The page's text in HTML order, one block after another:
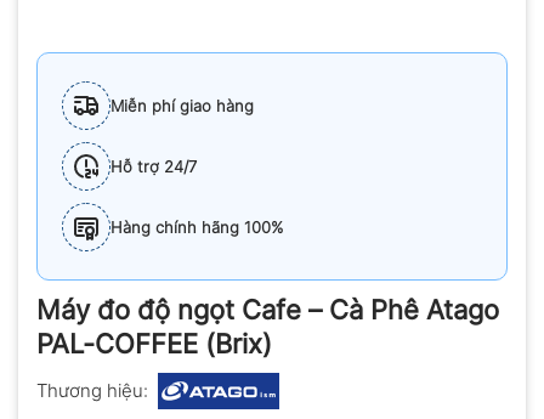
Miễn phí giao hàng
Hỗ trợ 24/7
Hàng chính hãng 100%
Máy đo độ ngọt Cafe – Cà Phê Atago
PAL-COFFEE (Brix)
Thương hiệu: